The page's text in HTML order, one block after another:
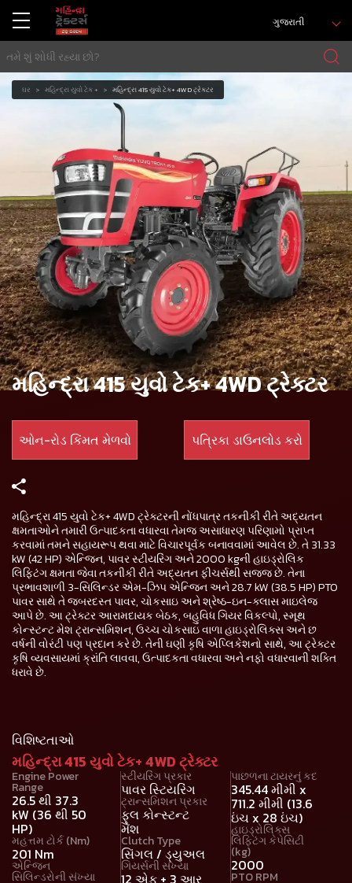
ગુજરાતી
ઘર મહિન્દ્રા યુવો ટેક + મહિન્દ્રા 415 યુવો ટેક+ 4WD ટ્રેક્ટર
મહિન્દ્રા 415 યુવો ટેક+ 4WD ટ્રેક્ટર
ઓન-રોડ કિંમત મેળવો પત્રિકા ડાઉનલોડ કરો
મહિન્દ્રા 415 યુવો ટેક+ 4WD ટ્રેક્ટરની નોંધપાત્ર તકનીકી રીતે અદ્યતન
ક્ષમતાઓને તમારી ઉત્પાદકતા વધારવા તેમજ અસાધારણ પરિણામો પ્રાપ્ત
કરવામાં તમને સહાયરૂપ થવા માટે વિચારપૂર્વક બનાવવામાં આવેલ છે. તે 31.33
kW (42 HP) એન્જિન, પાવર સ્ટીયરિંગ અને 2000 kgની હાઇડ્રોલિક
લિફ્ટિંગ ક્ષમતા જેવા તકનીકી રીતે અદ્યતન ફીચર્સથી સજ્જ છે. તેના
પ્રભાવશાળી 3-સિલિન્ડર એમ-ઝિપ એન્જિન અને 28.7 kW (38.5 HP) PTO
પાવર સાથે તે જબરદસ્ત પાવર, ચોકસાઇ અને શ્રેષ્ઠ-ઇન-ક્લાસ માઇલેજ
આપે છે. આ ટ્રેક્ટર આરામદાયક બેઠક, બહુવિધ ગિયર વિકલ્પો, સ્મૂથ
કોન્સ્ટન્ટ મેશ ટ્રાન્સમિશન, ઉચ્ચ ચોકસાઇ વાળા હાઇડ્રોલિક્સ અને છ
વર્ષની વોરંટી પણ પ્રદાન કરે છે. તેની ઘણી કૃષિ એપ્લિકેશનો સાથે, આ ટ્રેક્ટર
કૃષિ વ્યવસાયમાં ક્રાંતિ લાવવા, ઉત્પાદકતા વધારવા અને નફો વધારવાની શક્તિ
ધરાવે છે.
વિશિષ્ટતાઓ
મહિન્દ્રા 415 યુવો ટેક+ 4WD ટ્રેક્ટર
Engine Power
Range
26.5 થી 37.3
kW (36 થી 50
HP)
મહત્તમ ટોર્ક (Nm)
201 Nm
એન્જિન
સિલિન્ડરોની સંખ્યા
સ્ટીયરિંગ પ્રકાર
પાવર સ્ટિયરિંગ
ટ્રાન્સમિશન પ્રકાર
ફુલ કોન્સ્ટન્ટ
મૅશ
Clutch Type
સિંગલ / ડ્યુઅલ
ગિયર્સની સંખ્યા
પાછળના ટાયરનું કદ
345.44 મીમી x
711.2 મીમી (13.6
ઇંચ x 28 ઇંચ)
હાઇડ્રોલિક્સ
લિફ્ટિંગ કેપેસિટી
(kg)
2000
PTO RPM